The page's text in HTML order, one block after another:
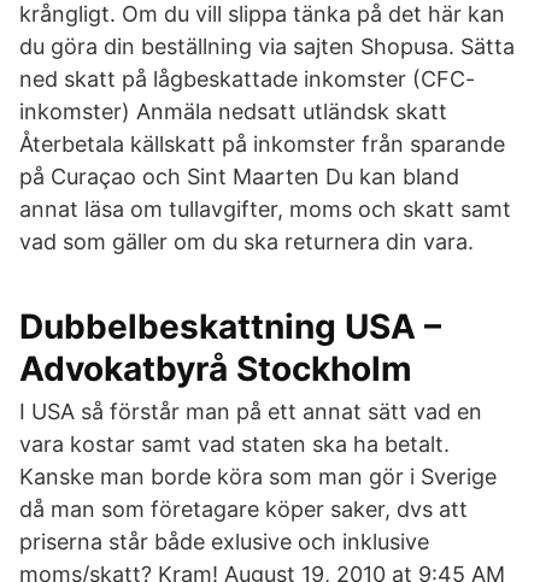
krångligt. Om du vill slippa tänka på det här kan
du göra din beställning via sajten Shopusa. Sätta
ned skatt på lågbeskattade inkomster (CFC-
inkomster) Anmäla nedsatt utländsk skatt
Återbetala källskatt på inkomster från sparande
på Curaçao och Sint Maarten Du kan bland
annat läsa om tullavgifter, moms och skatt samt
vad som gäller om du ska returnera din vara.
Dubbelbeskattning USA –
Advokatbyrå Stockholm
I USA så förstår man på ett annat sätt vad en
vara kostar samt vad staten ska ha betalt.
Kanske man borde köra som man gör i Sverige
då man som företagare köper saker, dvs att
priserna står både exlusive och inklusive
moms/skatt? Kram! August 19, 2010 at 9:45 AM